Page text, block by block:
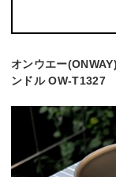
オンウエー
ンドル OW-T1327